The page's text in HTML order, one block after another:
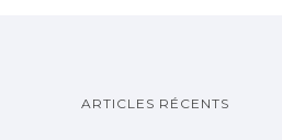
ARTICLES RÉCENTS